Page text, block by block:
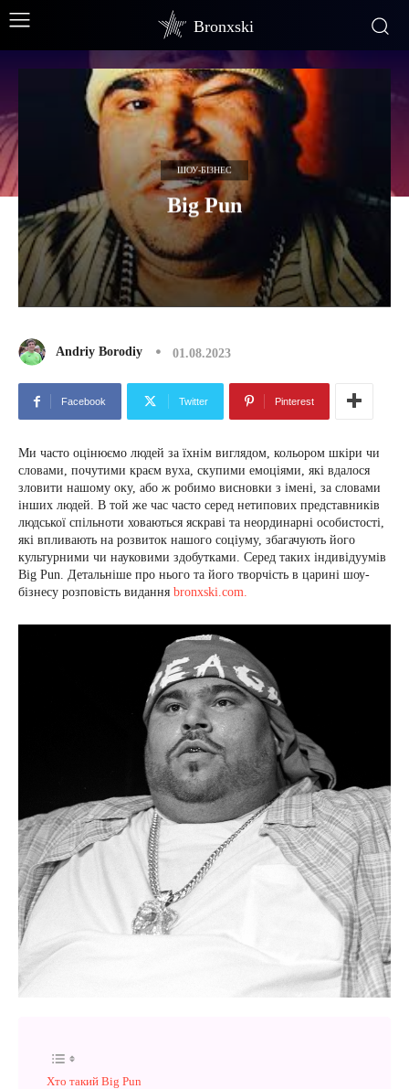
Bronxski
ШОУ-БІЗНЕС
Big Pun
Andriy Borodiy 01.08.2023
Facebook Twitter Pinterest
Ми часто оцінюємо людей за їхнім виглядом, кольором шкіри чи
словами, почутими краєм вуха, скупими емоціями, які вдалося
зловити нашому оку, або ж робимо висновки з імені, за словами
інших людей. В той же час часто серед нетипових представників
людської спільноти ховаються яскраві та неординарні особистості,
які впливають на розвиток нашого соціуму, збагачують його
культурними чи науковими здобутками. Серед таких індивідуумів
Big Pun. Детальніше про нього та його творчість в царині шоу-
бізнесу розповість видання bronxski.com.
Хто такий Big Pun